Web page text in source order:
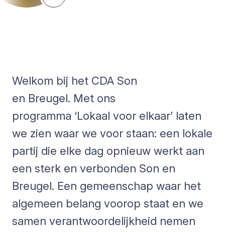
Welkom bij het CDA Son
en Breugel. Met ons
programma ‘Lokaal voor elkaar’ laten
we zien waar we voor staan: een lokale
partij die elke dag opnieuw werkt aan
een sterk en verbonden Son en
Breugel. Een gemeenschap waar het
algemeen belang voorop staat en we
samen verantwoordelijkheid nemen